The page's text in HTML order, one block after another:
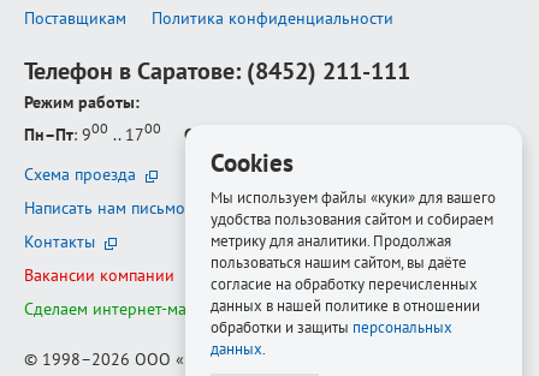
Поставщикам
Политика конфиденциальности
Телефон в Саратове: (8452) 211-111
Режим работы:
Пн–Пт: 900 .. 1700 Сб–Вс
Схема проезда
Написать нам письмо
Контакты
Вакансии компании
Сделаем интернет-магазин ещё лучше
© 1998–2026 ООО «Белфорт-РМ»
Cookies
Мы используем файлы «куки» для вашего
удобства пользования сайтом и собираем
метрику для аналитики. Продолжая
пользоваться нашим сайтом, вы даёте
согласие на обработку перечисленных
данных в нашей политике в отношении
обработки и защиты персональных
данных